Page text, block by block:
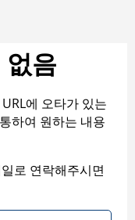
없음
에 오타가 있는
하여 원하는 내용
로 연락해주시면